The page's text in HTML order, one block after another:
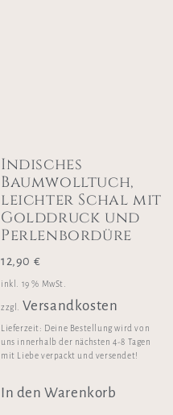
Indisches
Baumwolltuch,
leichter Schal mit
Golddruck und
Perlenbordüre
12,90 €
inkl. 19 % MwSt.
zzgl. Versandkosten
Lieferzeit: Deine Bestellung wird von
uns innerhalb der nächsten 4-8 Tagen
mit Liebe verpackt und versendet!
In den Warenkorb